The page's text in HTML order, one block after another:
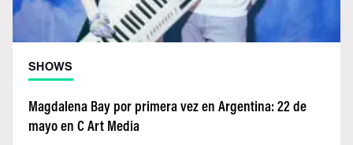
SHOWS
Magdalena Bay por primera vez en Argentina: 22 de
mayo en C Art Media